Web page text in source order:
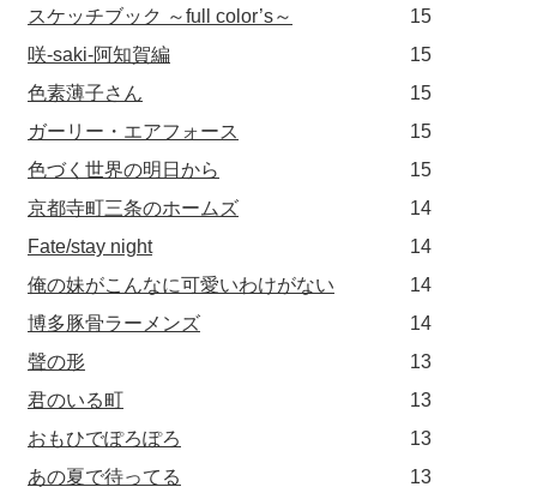
スケッチブック ～full color’s～
15
咲-saki-阿知賀編
15
色素薄子さん
15
ガーリー・エアフォース
15
色づく世界の明日から
15
京都寺町三条のホームズ
14
Fate/stay night
14
俺の妹がこんなに可愛いわけがない
14
博多豚骨ラーメンズ
14
聲の形
13
君のいる町
13
おもひでぽろぽろ
13
あの夏で待ってる
13